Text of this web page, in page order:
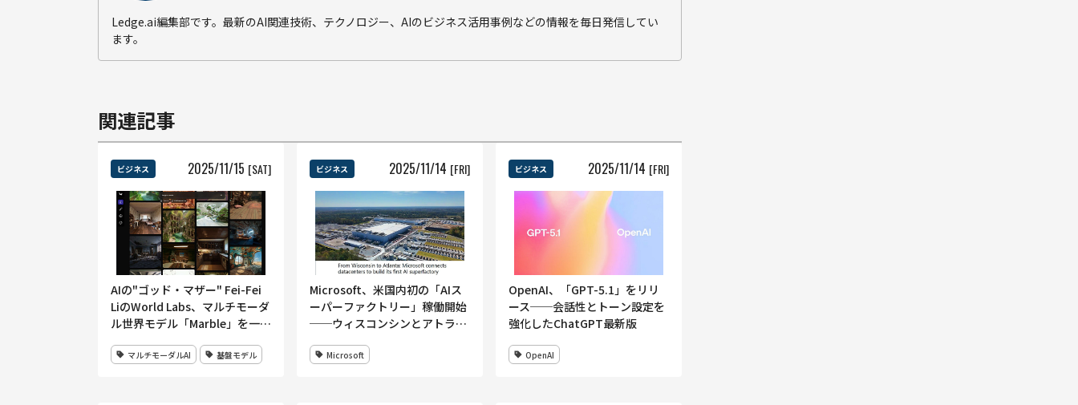
Ledge.ai編集部です。最新のAI関連技術、テクノロジー、AIのビジネス活用事例などの情報を毎日発信してい
ます。
関連記事
ビジネス 2025/11/15 [SAT]
AIの"ゴッド・マザー" Fei-Fei
LiのWorld Labs、マルチモーダ
ル世界モデル「Marble」を一般
から“永続3Dワールド”生成
マルチモーダルAI 基盤モデル
ビジネス 2025/11/14 [FRI]
Microsoft、米国内初の「AIス
ーパーファクトリー」稼働開始
──ウィスコンシンとアトラン
Fairwaterデータセンター群
Microsoft
ビジネス 2025/11/14 [FRI]
OpenAI、「GPT-5.1」をリリ
ース──会話性とトーン設定を
強化したChatGPT最新版
OpenAI